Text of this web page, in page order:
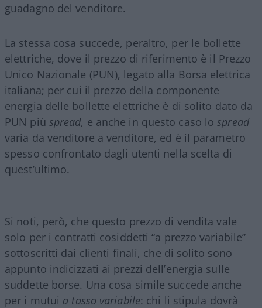
guadagno del venditore.
La stessa cosa succede, peraltro, per le bollette
elettriche, dove il prezzo di riferimento è il Prezzo
Unico Nazionale (PUN), legato alla Borsa elettrica
italiana; per cui il prezzo della componente
energia delle bollette elettriche è di solito dato da
PUN più spread, e anche in questo caso lospread
varia da venditore a venditore, ed è il parametro
spesso confrontato dagli utenti nella scelta di
quest’ultimo.
Si noti, però, che questo prezzo di vendita vale
solo per i contratti cosiddetti “a prezzo variabile”
sottoscritti dai clienti finali, che di solito sono
appunto indicizzati ai prezzi dell’energia sulle
suddette borse. Una cosa simile succede anche
per i mutui a tasso variabile: chi li stipula dovrà